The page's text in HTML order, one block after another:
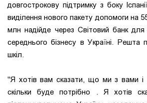
довгострокову підтримку з боку
виділення нового пакету допомоги на
млн надійде через Світовий банк для
середнього бізнесу в Україні. Решта
шкіл.
"Я хотів вам сказати, що ми з вами і
скільки буде потрібно . Я хотів